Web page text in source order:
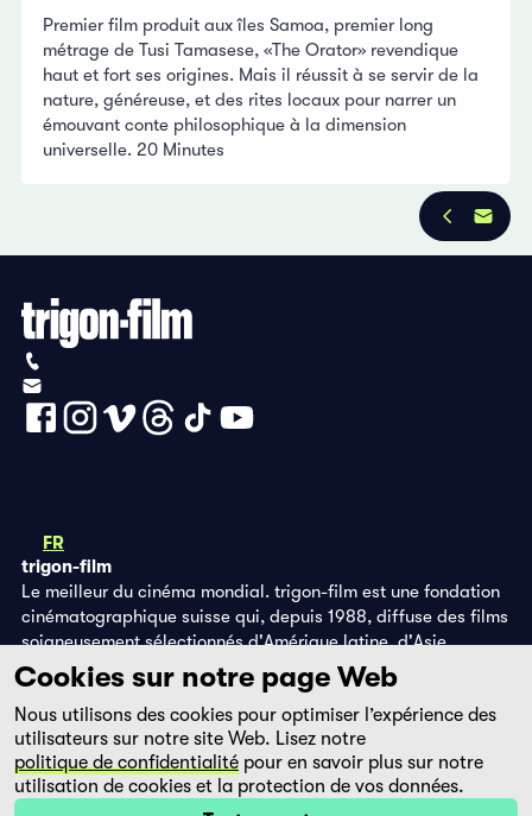
Premier film produit aux îles Samoa, premier long
métrage de Tusi Tamasese, «The Orator» revendique
haut et fort ses origines. Mais il réussit à se servir de la
nature, généreuse, et des rites locaux pour narrer un
émouvant conte philosophique à la dimension
universelle. 20 Minutes
FR
trigon-film
Le meilleur du cinéma mondial. trigon-film est une fondation
cinématographique suisse qui, depuis 1988, diffuse des films
soigneusement sélectionnés d'Amérique latine, d'Asie,
d'Afrique et d'Europe de l'Est, dans les salles de cinéma,
grâce à ses propres éditions DVD et sur la plateforme de
streaming filmingo.
Cookies sur notre page Web
Nous utilisons des cookies pour optimiser l’expérience des
utilisateurs sur notre site Web. Lisez notre
politique de confidentialité pour en savoir plus sur notre
utilisation de cookies et la protection de vos données.